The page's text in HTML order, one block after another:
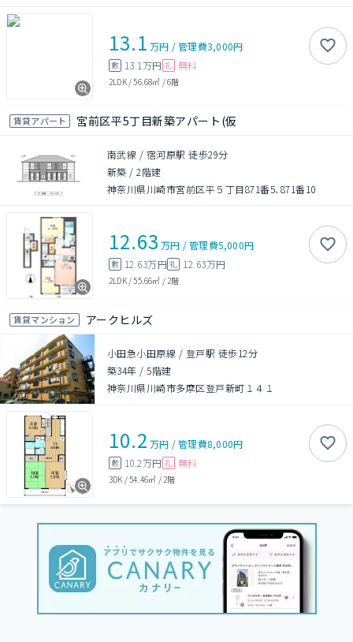
13.1 万円 /管理費3,000円
敷 13.1万円 礼 無料
2LDK/56.68㎡ /6階
賃貸アパート 宮前区平5丁目新築アパート(仮
南武線 / 宿河原駅 徒歩29分
新築 /2階建
神奈川県川崎市宮前区平５丁目871番5､871番10
12.63 万円 /管理費5,000円
敷 12.63万円礼 12.63万円
2LDK/55.66㎡ / 2階
賃貸マンション アークヒルズ
小田急小田原線 / 登戸駅 徒歩12分
築34年 /5階建
神奈川県川崎市多摩区登戸新町１４１
10.2 万円 /管理費8,000円
敷 10.2万円 礼 無料
3DK /54.46㎡ / 2階